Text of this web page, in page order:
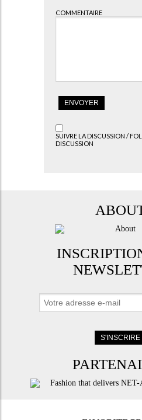
COMMENTAIRE
SUIVRE LA DISCUSSION /
DISCUSSION